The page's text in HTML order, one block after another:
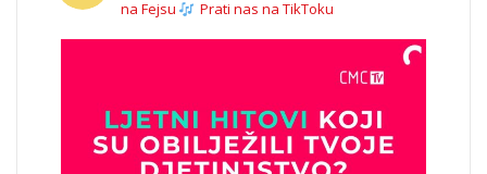
na Fejsu
Prati nas na TikToku